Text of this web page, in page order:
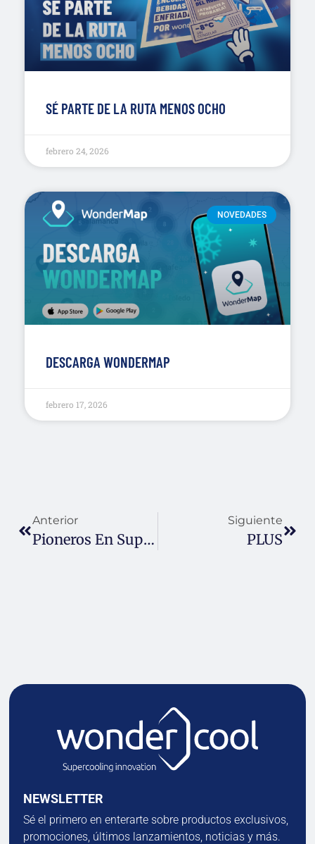
SÉ PARTE DE LA RUTA MENOS OCHO
febrero 24, 2026
NOVEDADES
DESCARGA WONDERMAP
febrero 17, 2026
Anterior
Pioneros En Superenfriamiento
Siguiente
PLUS
NEWSLETTER
Sé el primero en enterarte sobre productos exclusivos,
promociones, últimos lanzamientos, noticias y más.